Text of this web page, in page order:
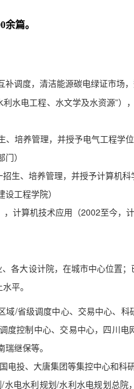
篇。
补调度，清洁能源碳电绿证市场
水电工程、水文学及水资源”）
培养管理，并授予电气工程学
）
培养管理，并授予计算机科
工程学院）
计算机技术应用（2002至今，计
大设计院，在城市中心位置；
平。
域/省级调度中心、交易中心、
度控制中心、交易中心，四川
继保等。
电投、大唐集团等集控中心和科研
水电水利规划/水利水电规划总院